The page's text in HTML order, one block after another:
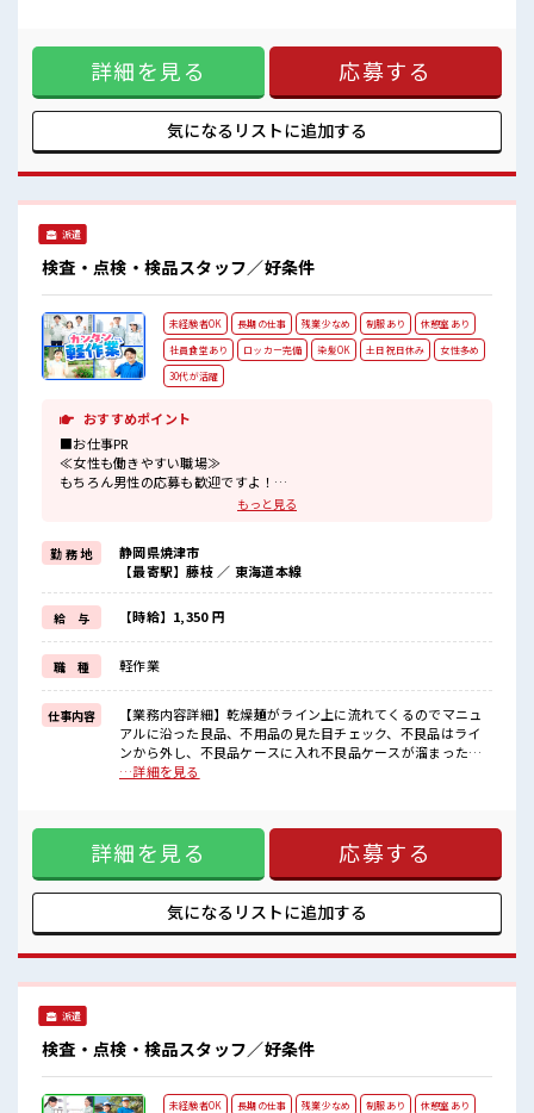
休憩室で自分タイム！
のんびりスマホチェック♪
と一緒にプライベート満喫！ ≪ラクラク制服アリ≫ 制服があ
るので、 毎日の服装の悩み解消♪ ≪初めての仕事だけど自分
にもできそう≫ 新しいことにチャレンジするのは不安だけ
ど、 しっかり働く環境が整っています！ イチからスキルUP・
ステップUP目指していきましょう！ ■職場の雰囲気 女性が多
い職場ですが男女は問いません！ 応募お待ちしております！
ム！ のんびりスマホチェック♪
詳細を見る 応募する
気になるリストに追加する
派遣
検査・点検・検品スタッフ／好条件
未経験者OK 長期の仕事 残業少なめ 制服あり
休憩室あり
社員食堂あり
ロッカー完備 染髪OK 土日祝日休み
女性多め
30代が活躍
おすすめポイント
■お仕事PR
≪女性も働きやすい職場≫
もちろん男性の応募も歓迎ですよ！
残業はほとんどナシ！
≪週休2日制≫
週末は家族や友人と一緒にプライベート満喫！
≪髪型自由≫
基本的に髪色自由で明るすぎたり奇抜でなければOKです！
(規定有)制服があると毎日の服選びに悩まずOK♪
≪未経験でも活躍できる≫
新しいことにチャレンジするのは不安だけど、
しっかり働く環境が整っています！
イチからスキルUP・ステップUP目指していきましょう！
■職場の雰囲気
女性が多めの職場です♪
残業はほとんどありません！
もっと見る
勤 務 地
静岡県焼津市
【最寄駅】藤枝 ／ 東海道本線
給 与 【時給】1,350 円
職 種 軽作業
仕事内容
【業務内容詳細】乾燥麺がライン上に流れてくるのでマニュ
アルに沿った良品、不用品の見た目チェック、不良品はライ
ンから外し、不良品ケースに入れ不良品ケースが溜まったら
破棄すため所定の場所へ運搬。良品乾燥麺を商品にするた
おかしければ向きを直す。その他、各ラインで作業がしやす
よう資材やケースの段取り作業を行う。冷凍スパゲティも同
様に冷凍前の製品に対し具材をライン上で手作業で入れてい
く。【取扱製品情報】即席麺・冷凍スパゲティ ■お仕事PR ≪
女性も働きやすい職場≫ もちろん男性の応募も歓迎ですよ！
≪無理なく働ける≫ 場合によってはお願いすることもありま
人と一緒にプライベート満喫！ ≪髪型自由≫ 基本的に髪色自
由で明るすぎたり奇抜でなければOKです！ (規定有)制服があ
環境が整っています！ イチからスキルUP・ステップUP目指
していきましょう！ ■職場の雰囲気 女性が多めの職場です♪
派手すぎなければ多少のヘアカラーもOKなのはウレシイ
Point☆ 一息つける休憩スペースもあります！ 残業はほとん
…詳細を見る
詳細を見る 応募する
気になるリストに追加する
派遣
検査・点検・検品スタッフ／好条件
未経験者OK 長期の仕事 残業少なめ 制服あり
休憩室あり